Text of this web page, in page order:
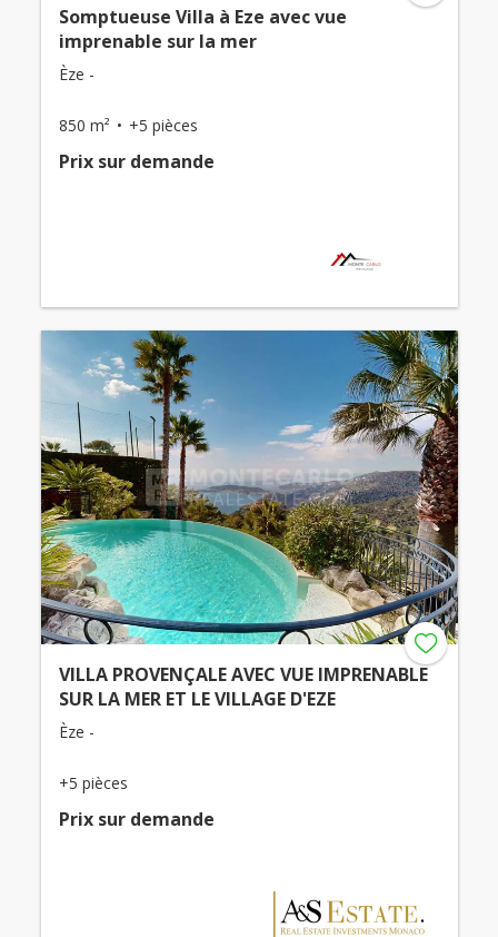
Somptueuse Villa à Eze avec vue
imprenable sur la mer
Èze -
850 m² +5 pièces
Prix ​​sur demande
VILLA PROVENÇALE AVEC VUE IMPRENABLE
SUR LA MER ET LE VILLAGE D'EZE
Èze -
+5 pièces
Prix ​​sur demande